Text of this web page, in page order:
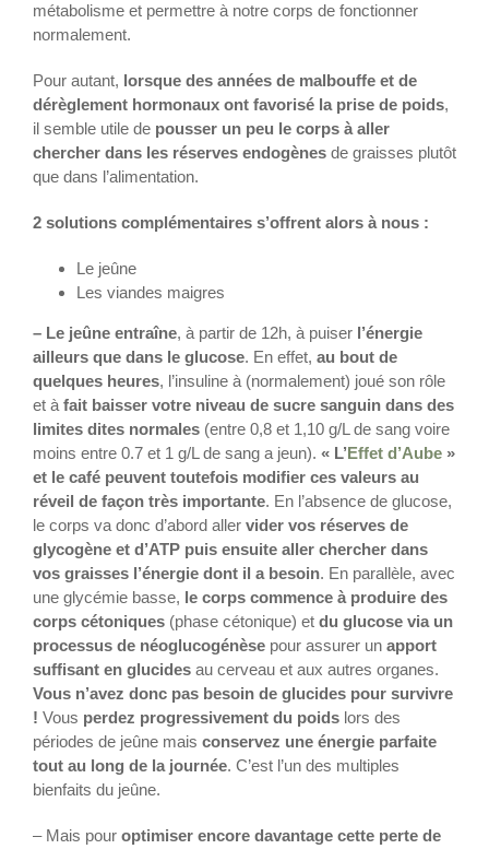
métabolisme et permettre à notre corps de fonctionner
normalement.
Pour autant, lorsque des années de malbouffe et de
dérèglement hormonaux ont favorisé la prise de poids,
il semble utile de pousser un peu le corps à aller
chercher dans les réserves endogènes de graisses plutôt
que dans l’alimentation.
2 solutions complémentaires s’offrent alors à nous :
Le jeûne
Les viandes maigres
– Le jeûne entraîne, à partir de 12h, à puiser l’énergie
ailleurs que dans le glucose. En effet, au bout de
quelques heures, l’insuline à (normalement) joué son rôle
et àfait baisser votre niveau de sucre sanguin dans des
limites dites normales (entre 0,8 et 1,10 g/L de sang voire
moins entre 0.7 et 1 g/L de sang a jeun). « L’Effet d’Aube »
et le café peuvent toutefois modifier ces valeurs au
réveil de façon très importante. En l’absence de glucose,
le corps va donc d’abord aller vider vos réserves de
glycogène et d’ATP puis ensuite aller chercher dans
vos graisses l’énergie dont il a besoin. En parallèle, avec
une glycémie basse, le corps commence à produire des
corps cétoniques (phase cétonique) et du glucose via un
processus de néoglucogénèse pour assurer un apport
suffisant en glucides au cerveau et aux autres organes.
Vous n’avez donc pas besoin de glucides pour survivre
! Vous perdez progressivement du poids lors des
périodes de jeûne mais conservez une énergie parfaite
tout au long de la journée. C’est l’un des multiples
bienfaits du jeûne.
– Mais pour optimiser encore davantage cette perte de